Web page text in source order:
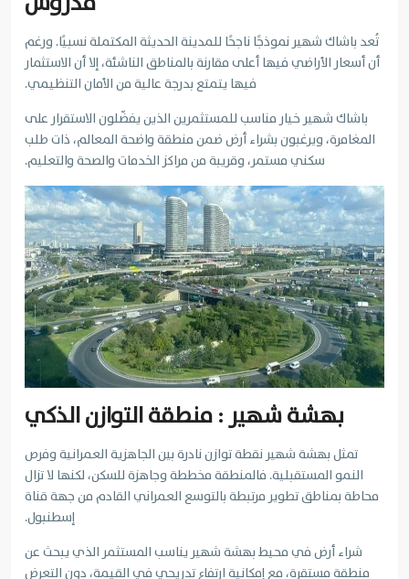
تُعد باشاك شهير نموذجًا ناجحًا للمدينة الحديثة المكتملة نسبيًا. ورغم
أن أسعار الأراضي فيها أعلى مقارنة بالمناطق الناشئة، إلا أن الاستثمار
فيها يتمتع بدرجة عالية من الأمان التنظيمي.
باشاك شهير خيار مناسب للمستثمرين الذين يفضّلون الاستقرار على
المغامرة، ويرغبون بشراء أرض ضمن منطقة واضحة المعالم، ذات طلب
سكني مستمر، وقريبة من مراكز الخدمات والصحة والتعليم.
بهشة شهير : منطقة التوازن الذكي
تمثل بهشة شهير نقطة توازن نادرة بين الجاهزية العمرانية وفرص
النمو المستقبلية. فالمنطقة مخططة وجاهزة للسكن، لكنها لا تزال
محاطة بمناطق تطوير مرتبطة بالتوسع العمراني القادم من جهة قناة
إسطنبول.
شراء أرض في محيط بهشة شهير يناسب المستثمر الذي يبحث عن
منطقة مستقرة، مع إمكانية ارتفاع تدريجي في القيمة، دون التعرض